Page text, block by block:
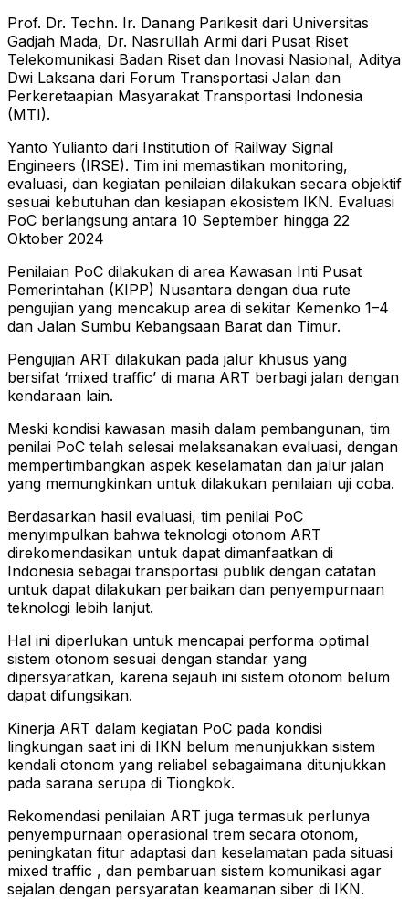
Prof. Dr. Techn. Ir. Danang Parikesit dari Universitas
Gadjah Mada, Dr. Nasrullah Armi dari Pusat Riset
Telekomunikasi Badan Riset dan Inovasi Nasional, Aditya
Dwi Laksana dari Forum Transportasi Jalan dan
Perkeretaapian Masyarakat Transportasi Indonesia
(MTI).
Yanto Yulianto dari Institution of Railway Signal
Engineers (IRSE). Tim ini memastikan monitoring,
evaluasi, dan kegiatan penilaian dilakukan secara objektif
sesuai kebutuhan dan kesiapan ekosistem IKN. Evaluasi
PoC berlangsung antara 10 September hingga 22
Oktober 2024
Penilaian PoC dilakukan di area Kawasan Inti Pusat
Pemerintahan (KIPP) Nusantara dengan dua rute
pengujian yang mencakup area di sekitar Kemenko 1–4
dan Jalan Sumbu Kebangsaan Barat dan Timur.
Pengujian ART dilakukan pada jalur khusus yang
bersifat ‘mixed traffic’ di mana ART berbagi jalan dengan
kendaraan lain.
Meski kondisi kawasan masih dalam pembangunan, tim
penilai PoC telah selesai melaksanakan evaluasi, dengan
mempertimbangkan aspek keselamatan dan jalur jalan
yang memungkinkan untuk dilakukan penilaian uji coba.
Berdasarkan hasil evaluasi, tim penilai PoC
menyimpulkan bahwa teknologi otonom ART
direkomendasikan untuk dapat dimanfaatkan di
Indonesia sebagai transportasi publik dengan catatan
untuk dapat dilakukan perbaikan dan penyempurnaan
teknologi lebih lanjut.
Hal ini diperlukan untuk mencapai performa optimal
sistem otonom sesuai dengan standar yang
dipersyaratkan, karena sejauh ini sistem otonom belum
dapat difungsikan.
Kinerja ART dalam kegiatan PoC pada kondisi
lingkungan saat ini di IKN belum menunjukkan sistem
kendali otonom yang reliabel sebagaimana ditunjukkan
pada sarana serupa di Tiongkok.
Rekomendasi penilaian ART juga termasuk perlunya
penyempurnaan operasional trem secara otonom,
peningkatan fitur adaptasi dan keselamatan pada situasi
mixed traffic , dan pembaruan sistem komunikasi agar
sejalan dengan persyaratan keamanan siber di IKN.